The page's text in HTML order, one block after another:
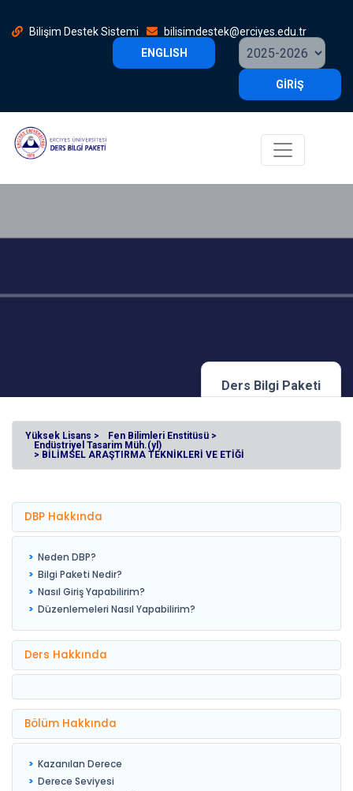
Bilişim Destek Sistemi
bilisimdestek@erciyes.edu.tr
ENGLISH
GİRİŞ
Ders Bilgi Paketi
Yüksek Lisans >
Fen Bilimleri Enstitüsü >
Endüstriyel Tasarim Müh.(yl)
> BİLİMSEL ARAŞTIRMA TEKNİKLERİ VE ETİĞİ
DBP Hakkında
Neden DBP?
Bilgi Paketi Nedir?
Nasıl Giriş Yapabilirim?
Düzenlemeleri Nasıl Yapabilirim?
Ders Hakkında
Bölüm Hakkında
Kazanılan Derece
Derece Seviyesi